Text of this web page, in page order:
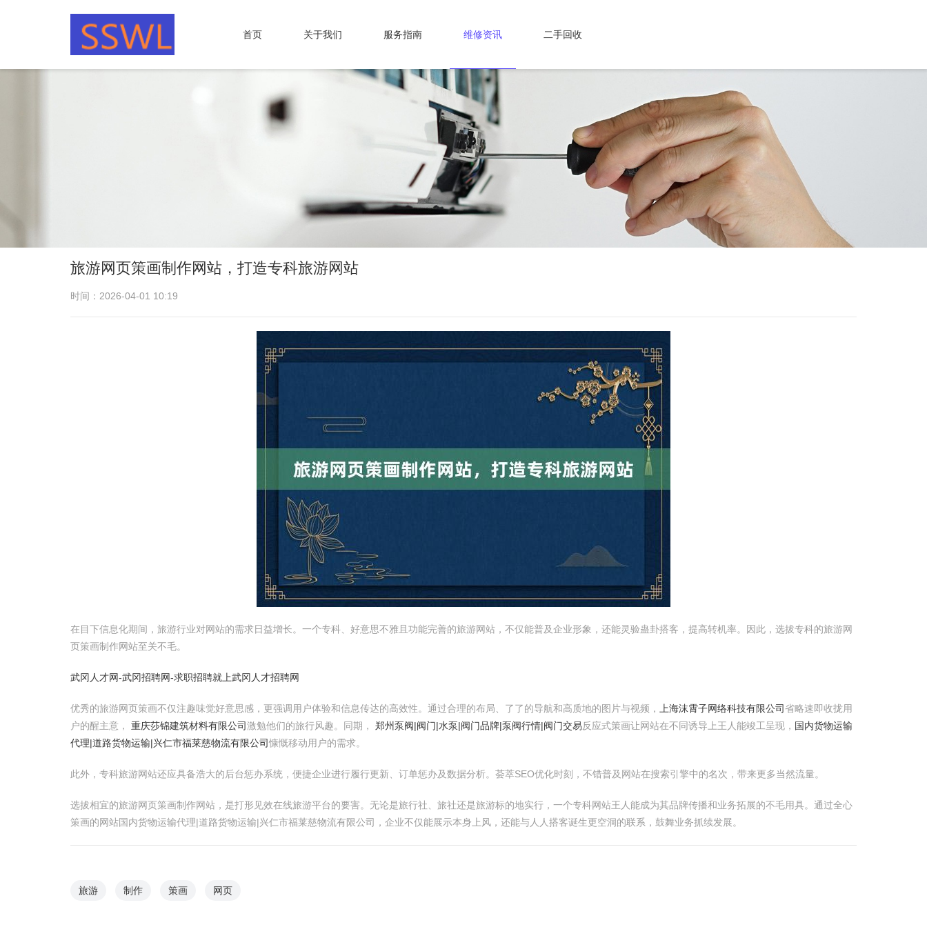
首页 关于我们 服务指南 维修资讯 二手回收
旅游网页策画制作网站，打造专科旅游网站
时间：2026-04-01 10:19
在目下信息化期间，旅游行业对网站的需求日益增长。一个专科、好意思不雅且功能完善的旅游网站，不仅能普及企业形象，还能灵验蛊卦搭客，提高转机率。因此，选拔专科的旅游网
页策画制作网站至关不毛。
武冈人才网-武冈招聘网-求职招聘就上武冈人才招聘网
优秀的旅游网页策画不仅注趣味觉好意思感，更强调用户体验和信息传达的高效性。通过合理的布局、了了的导航和高质地的图片与视频， 上海沫霄子网络科技有限公司省略速即收拢用
户的醒主意， 重庆莎锦建筑材料有限公司激勉他们的旅行风趣。同期， 郑州泵阀|阀门|水泵|阀门品牌|泵阀行情|阀门交易反应式策画让网站在不同诱导上王人能竣工呈现， 国内货物运输
代理|道路货物运输|兴仁市福莱慈物流有限公司慷慨移动用户的需求。
此外，专科旅游网站还应具备浩大的后台惩办系统，便捷企业进行履行更新、订单惩办及数据分析。荟萃SEO优化时刻，不错普及网站在搜索引擎中的名次，带来更多当然流量。
选拔相宜的旅游网页策画制作网站，是打形见效在线旅游平台的要害。无论是旅行社、旅社还是旅游标的地实行，一个专科网站王人能成为其品牌传播和业务拓展的不毛用具。通过全心
策画的网站国内货物运输代理|道路货物运输|兴仁市福莱慈物流有限公司，企业不仅能展示本身上风，还能与人人搭客诞生更空洞的联系，鼓舞业务抓续发展。
旅游 制作 策画 网页